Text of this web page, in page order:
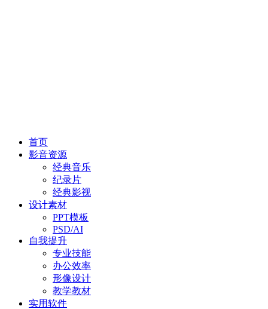
首页
影音资源
经典音乐
纪录片
经典影视
设计素材
PPT模板
PSD/AI
自我提升
专业技能
办公效率
形像设计
教学教材
实用软件